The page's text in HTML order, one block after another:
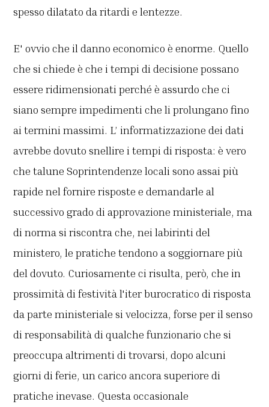
spesso dilatato da ritardi e lentezze.
E' ovvio che il danno economico è enorme. Quello
che si chiede è che i tempi di decisione possano
essere ridimensionati perché è assurdo che ci
siano sempre impedimenti che li prolungano fino
ai termini massimi. L’ informatizzazione dei dati
avrebbe dovuto snellire i tempi di risposta: è vero
che talune Soprintendenze locali sono assai più
rapide nel fornire risposte e demandarle al
successivo grado di approvazione ministeriale, ma
di norma si riscontra che, nei labirinti del
ministero, le pratiche tendono a soggiornare più
del dovuto. Curiosamente ci risulta, però, che in
prossimità di festività l'iter burocratico di risposta
da parte ministeriale si velocizza, forse per il senso
di responsabilità di qualche funzionario che si
preoccupa altrimenti di trovarsi, dopo alcuni
giorni di ferie, un carico ancora superiore di
pratiche inevase. Questa occasionale